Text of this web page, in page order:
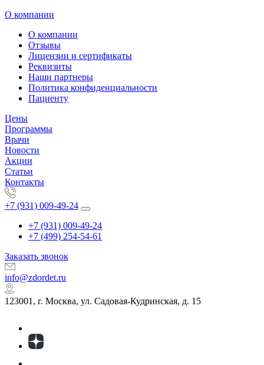
О компании
О компании
Отзывы
Лицензии и сертификаты
Реквизиты
Наши партнеры
Политика конфиденциальности
Пациенту
Цены
Программы
Врачи
Новости
Акции
Статьи
Контакты
+7 (931) 009-49-24
+7 (931) 009-49-24
+7 (499) 254-54-61
Заказать звонок
info@zdordet.ru
123001, г. Москва, ул. Садовая-Кудринская, д. 15